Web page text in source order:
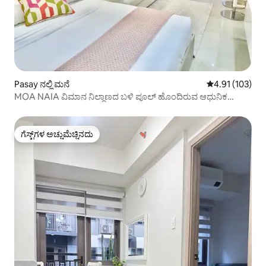
Pasay ನಲ್ಲಿ ಮನೆ 5 ರಲ್ಲಿ 4.91
4.91 (103)
MOA NAIA ವಿಮಾನ ನಿಲ್ದಾಣದ ಬಳಿ ಪೂಲ್ ಹೊಂದಿರುವ ಆಧುನಿಕ
ಗೆಸ್ಟ್‌ಗಳ ಅಚ್ಚುಮೆಚ್ಚಿನದು
ಗೆಸ್ಟ್‌ಗಳ ಅಚ್ಚುಮೆಚ್ಚಿನದು